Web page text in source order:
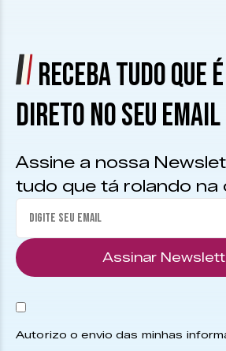
RECEBA TUDO QUE É
DIRETO NO SEU EMAIL
Assine a nossa
tudo que tá rolando na
Assinar
Autorizo o envio das minhas